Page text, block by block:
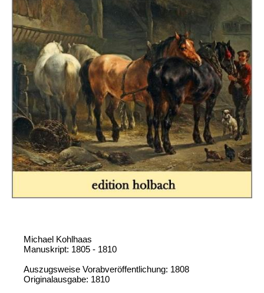
Michael Kohlhaas
Manuskript: 1805 - 1810
Auszugsweise Vorabveröffentlichung: 1808
Originalausgabe: 1810